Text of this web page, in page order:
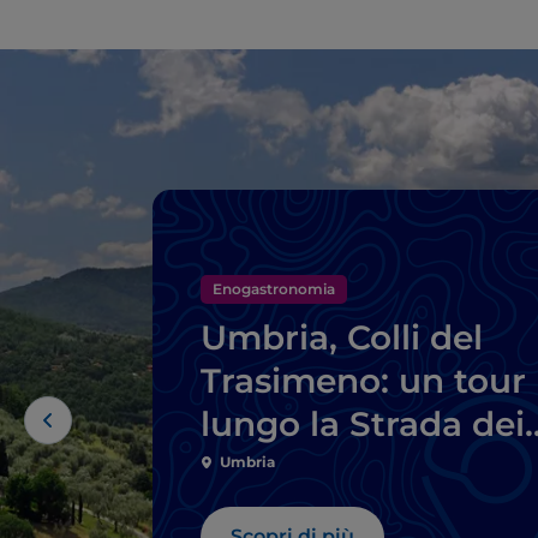
Enogastronomia
Umbria, Colli del
Trasimeno: un tour
lungo la Strada dei
Vini
Umbria